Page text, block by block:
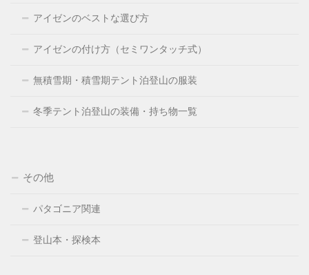
アイゼンのベストな選び方
アイゼンの付け方（セミワンタッチ式）
無積雪期・積雪期テント泊登山の服装
冬季テント泊登山の装備・持ち物一覧
その他
パタゴニア関連
登山本・探検本